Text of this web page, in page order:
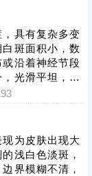
期白斑对症用
希望大，对人负
具有复杂多变
斑面积小，数
沿着神经节段
光滑平坦，边
类似症状的白
检查：伍德灯
果快，查得详
后遵医嘱进行
，规范祛白，
为皮肤出现大
浅白色淡斑，
界模糊不清，